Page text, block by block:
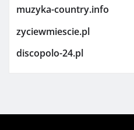
muzyka-country.info
zyciewmiescie.pl
discopolo-24.pl